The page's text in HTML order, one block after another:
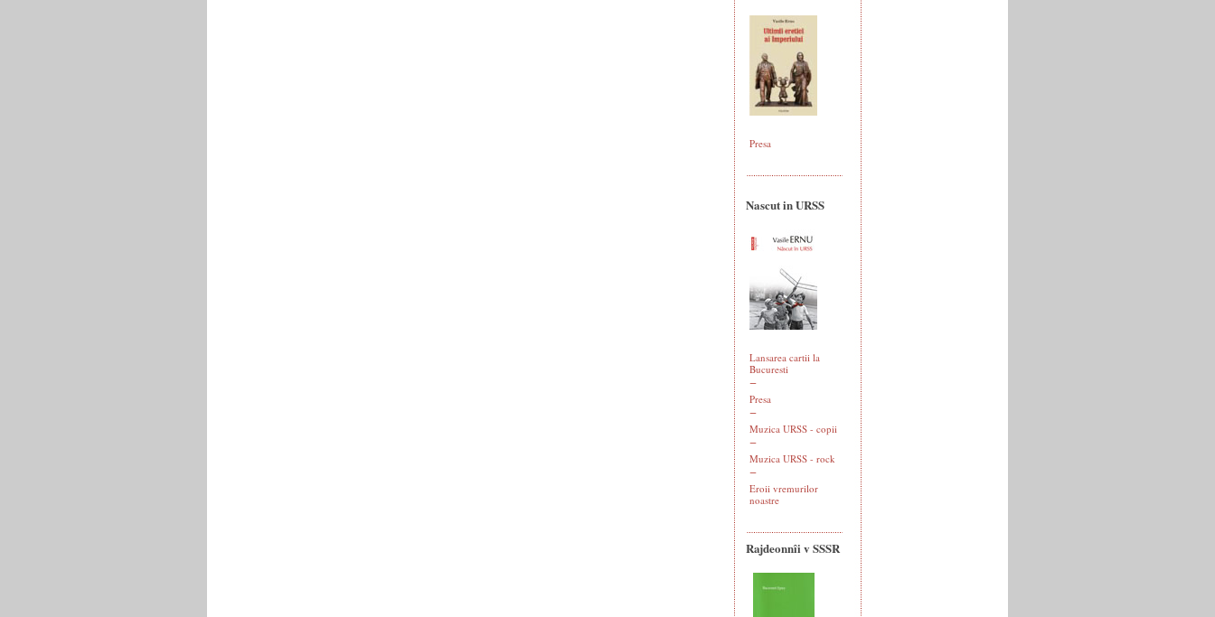
Presa
Nascut in URSS
Lansarea cartii la
Bucuresti
Presa
Muzica URSS - copii
Muzica URSS - rock
Eroii vremurilor
noastre
Rajdeonnîi v SSSR